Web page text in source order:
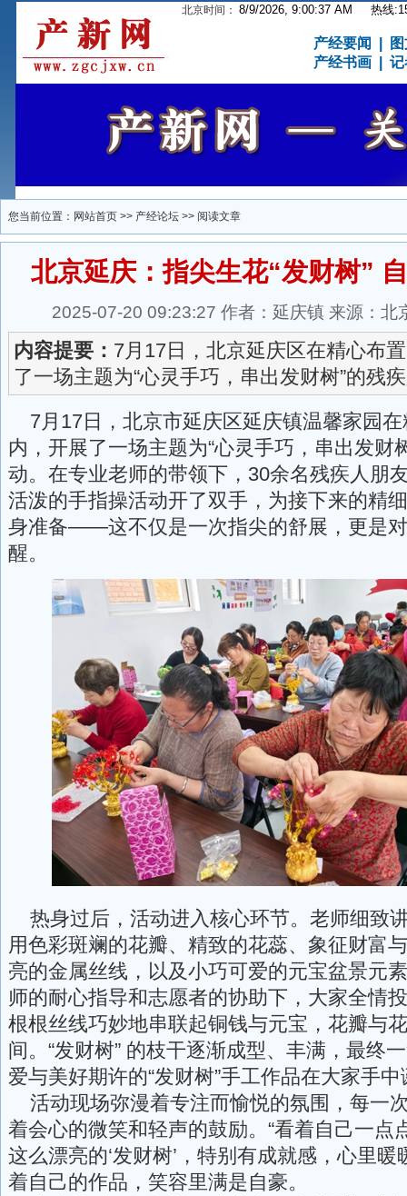
北京时间： 8/9/2026, 9:00:38 AM 热线
产经要闻
产经书画
记
您当前位置： 网站首页 >> 产经论坛 >> 阅读文章
北京延庆：指尖生花“发财树”
2025-07-20 09:23:27 作者：延庆镇 来源：
内容提要： 7月17日，北京延庆区在精心布
了一场主题为“心灵手巧，串出发财树”的残
7月17日，北京市延庆区延庆镇温馨家园
内，开展了一场主题为“心灵手巧，串出发财
动。在专业老师的带领下，30余名残疾人朋
活泼的手指操活动开了双手，为接下来的精
身准备——这不仅是一次指尖的舒展，更是
醒。
热身过后，活动进入核心环节。老师细致
用色彩斑斓的花瓣、精致的花蕊、象征财富
亮的金属丝线，以及小巧可爱的元宝盆景元
师的耐心指导和志愿者的协助下，大家全情
根根丝线巧妙地串联起铜钱与元宝，花瓣与
间。“发财树” 的枝干逐渐成型、丰满，最终
爱与美好期许的“发财树”手工作品在大家手中
活动现场弥漫着专注而愉悦的氛围，每一
着会心的微笑和轻声的鼓励。“看着自己一点
这么漂亮的‘发财树’，特别有成就感，心里暖
着自己的作品，笑容里满是自豪。